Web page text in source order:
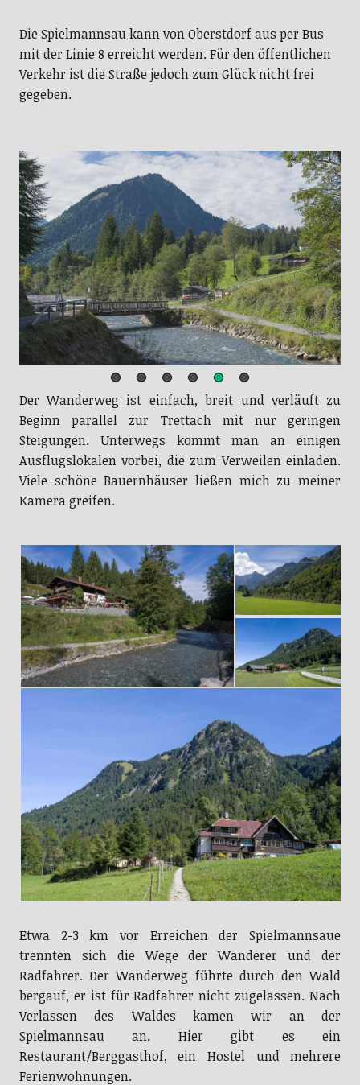
Die Spielmannsau kann von Oberstdorf aus per Bus
mit der Linie 8 erreicht werden. Für den öffentlichen
Verkehr ist die Straße jedoch zum Glück nicht frei
gegeben.
Der Wanderweg ist einfach, breit und verläuft zu
Beginn parallel zur Trettach mit nur geringen
Steigungen. Unterwegs kommt man an einigen
Ausflugslokalen vorbei, die zum Verweilen einladen.
Viele schöne Bauernhäuser ließen mich zu meiner
Kamera greifen.
Etwa 2-3 km vor Erreichen der Spielmannsaue
trennten sich die Wege der Wanderer und der
Radfahrer. Der Wanderweg führte durch den Wald
bergauf, er ist für Radfahrer nicht zugelassen. Nach
Verlassen des Waldes kamen wir an der
Spielmannsau an. Hier gibt es ein
Restaurant/Berggasthof, ein Hostel und mehrere
Ferienwohnungen.